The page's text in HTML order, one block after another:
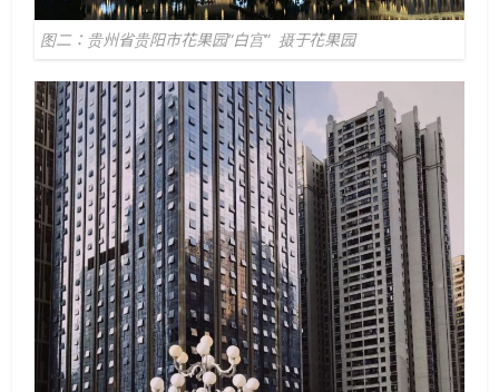
图二：贵州省贵阳市花果园“白宫” 摄于花果园